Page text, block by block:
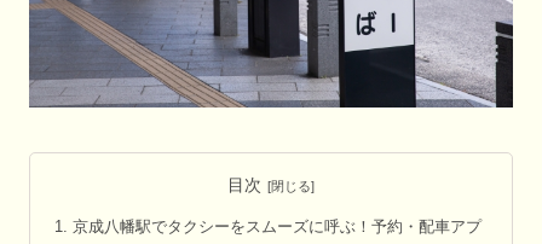
目次
京成八幡駅でタクシーをスムーズに呼ぶ！予約・配車アプ